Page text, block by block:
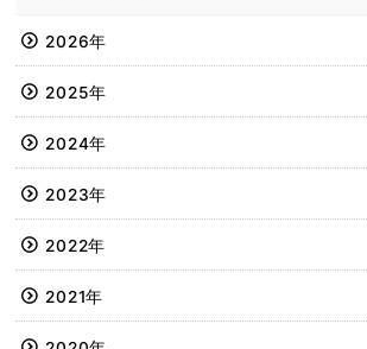
2026年
2025年
2024年
2023年
2022年
2021年